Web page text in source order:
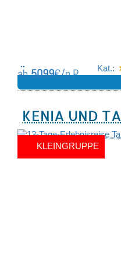
Kat.:
ab5099€/p.P.
KENIA UND
KLEINGRUPPE